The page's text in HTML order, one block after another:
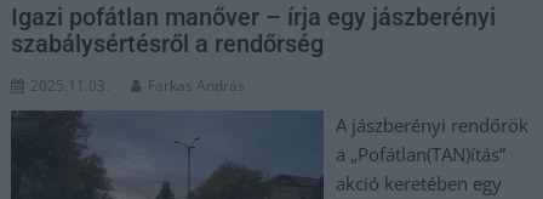
Igazi pofátlan manőver – írja egy jászberényi
szabálysértésről a rendőrség
2025.11.03. Farkas András
A jászberényi rendőrök
a „Pofátlan(TAN)ítás”
akció keretében egy